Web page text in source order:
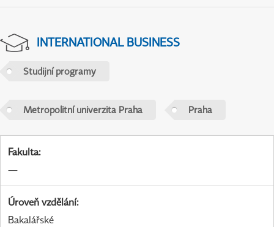
INTERNATIONAL BUSINESS
Studijní programy
Metropolitní univerzita Praha Praha
Fakulta:
—
Úroveň vzdělání:
Bakalářské